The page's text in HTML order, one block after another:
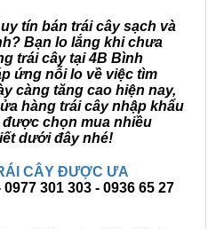
tín bán trái cây sạch và
Bạn lo lắng khi chưa
trái cây tại 4B Bình
ứng nỗi lo về việc tìm
càng tăng cao hiện nay,
hàng trái cây nhập khẩu
chọn mua nhiều
dưới đây nhé!
CÂY ĐƯỢC ƯA
0977 301 303 - 0936 65 27